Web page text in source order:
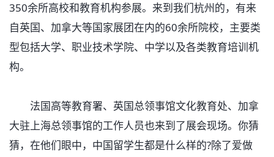
350余所高校和教育机构参展。来到我们杭州的，有来
自英国、加拿大等国家展团在内的60余所院校，主要类
型包括大学、职业技术学院、中学以及各类教育培训机
构。
法国高等教育署、英国总领事馆文化教育处、加拿
大驻上海总领事馆的工作人员也来到了展会现场。你猜
猜，在他们眼中，中国留学生都是什么样的?除了爱做